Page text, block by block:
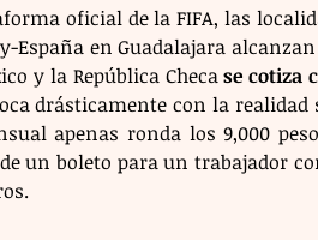
oficial de la FIFA, las
España en Guadalajara
y la República Checa se cotiza
drásticamente con la realidad
apenas ronda los 9,000
un boleto para un trabajador